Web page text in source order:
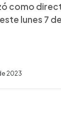
como
lunes 7
2023